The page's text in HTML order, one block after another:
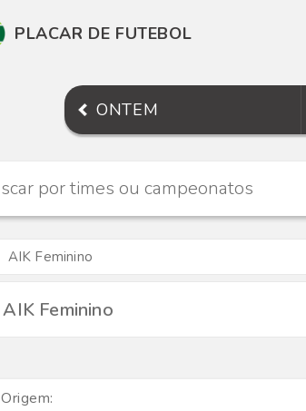
PLACAR DE FUTEBOL
ONTEM
AIK Feminino
AIK Feminino
Origem: